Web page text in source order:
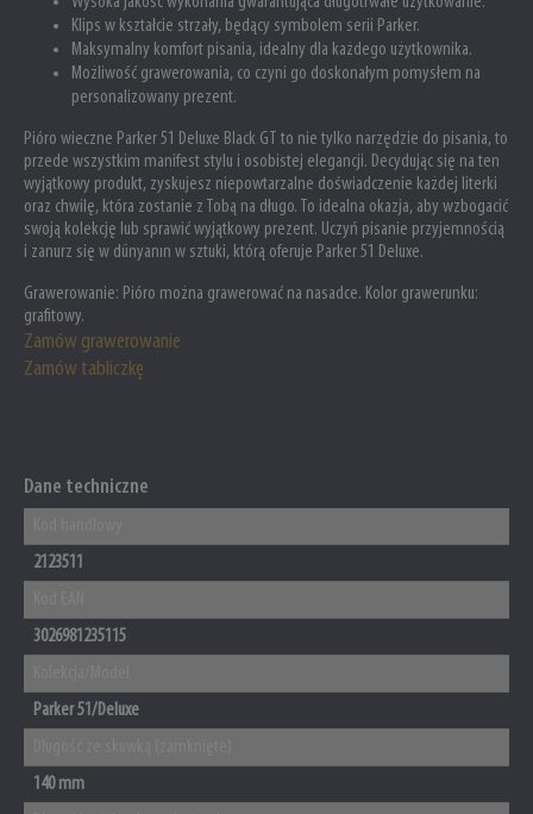
Klips w kształcie strzały, będący symbolem serii Parker.
Maksymalny komfort pisania, idealny dla każdego użytkownika.
Możliwość grawerowania, co czyni go doskonałym pomysłem na
personalizowany prezent.
Pióro wieczne Parker 51 Deluxe Black GT to nie tylko narzędzie do pisania, to
przede wszystkim manifest stylu i osobistej elegancji. Decydując się na ten
wyjątkowy produkt, zyskujesz niepowtarzalne doświadczenie każdej literki
oraz chwilę, która zostanie z Tobą na długo. To idealna okazja, aby wzbogacić
swoją kolekcję lub sprawić wyjątkowy prezent. Uczyń pisanie przyjemnością
i zanurz się w dünyanın w sztuki, którą oferuje Parker 51 Deluxe.
Grawerowanie: Pióro można grawerować na nasadce. Kolor grawerunku:
grafitowy.
Zamów grawerowanie
Zamów tabliczkę
Dane techniczne
2123511
3026981235115
Parker 51/Deluxe
140 mm